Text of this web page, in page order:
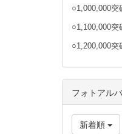
○1,000,000
○1,100,000
○1,200,000
フォトアル
新着順